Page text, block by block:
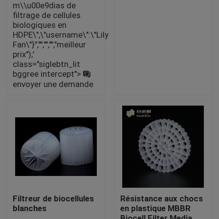
Visite d'usine
Contrôle de qualité
Contactez-nous
Demandez une citation
Bio médias de MBBR
m\\u00e9dias de
filtrage de cellules
biologiques en
HDPE\",\"username\":\"Lily
Fan\"}","","","","meilleur
prix");'
class="siglebtn_lit
bggree intercept">
envoyer une demande
Filtreur de biocellules
blanches
Résistance aux chocs
en plastique MBBR